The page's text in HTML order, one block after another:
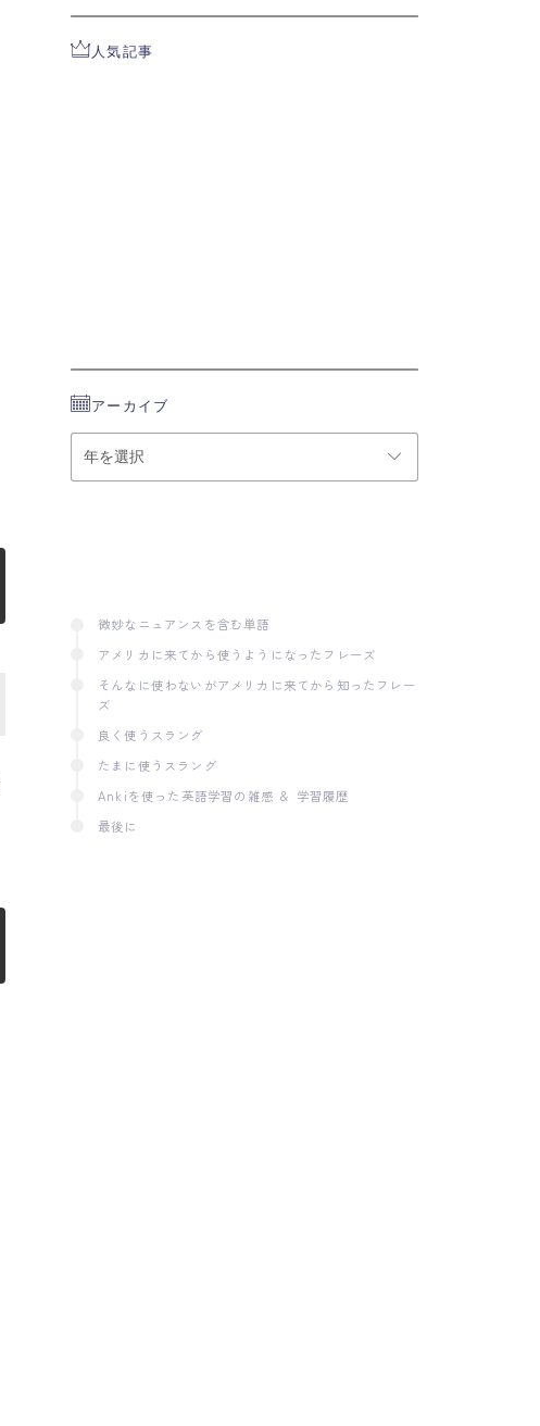
人気記事
アーカイブ
ア
ー
カ
微妙なニュアンスを含む単語
アメリカに来てから使うようになったフレーズ
そんなに使わないがアメリカに来てから知ったフレー
ズ
良く使うスラング
たまに使うスラング
Ankiを使った英語学習の雑感 ＆ 学習履歴
最後に